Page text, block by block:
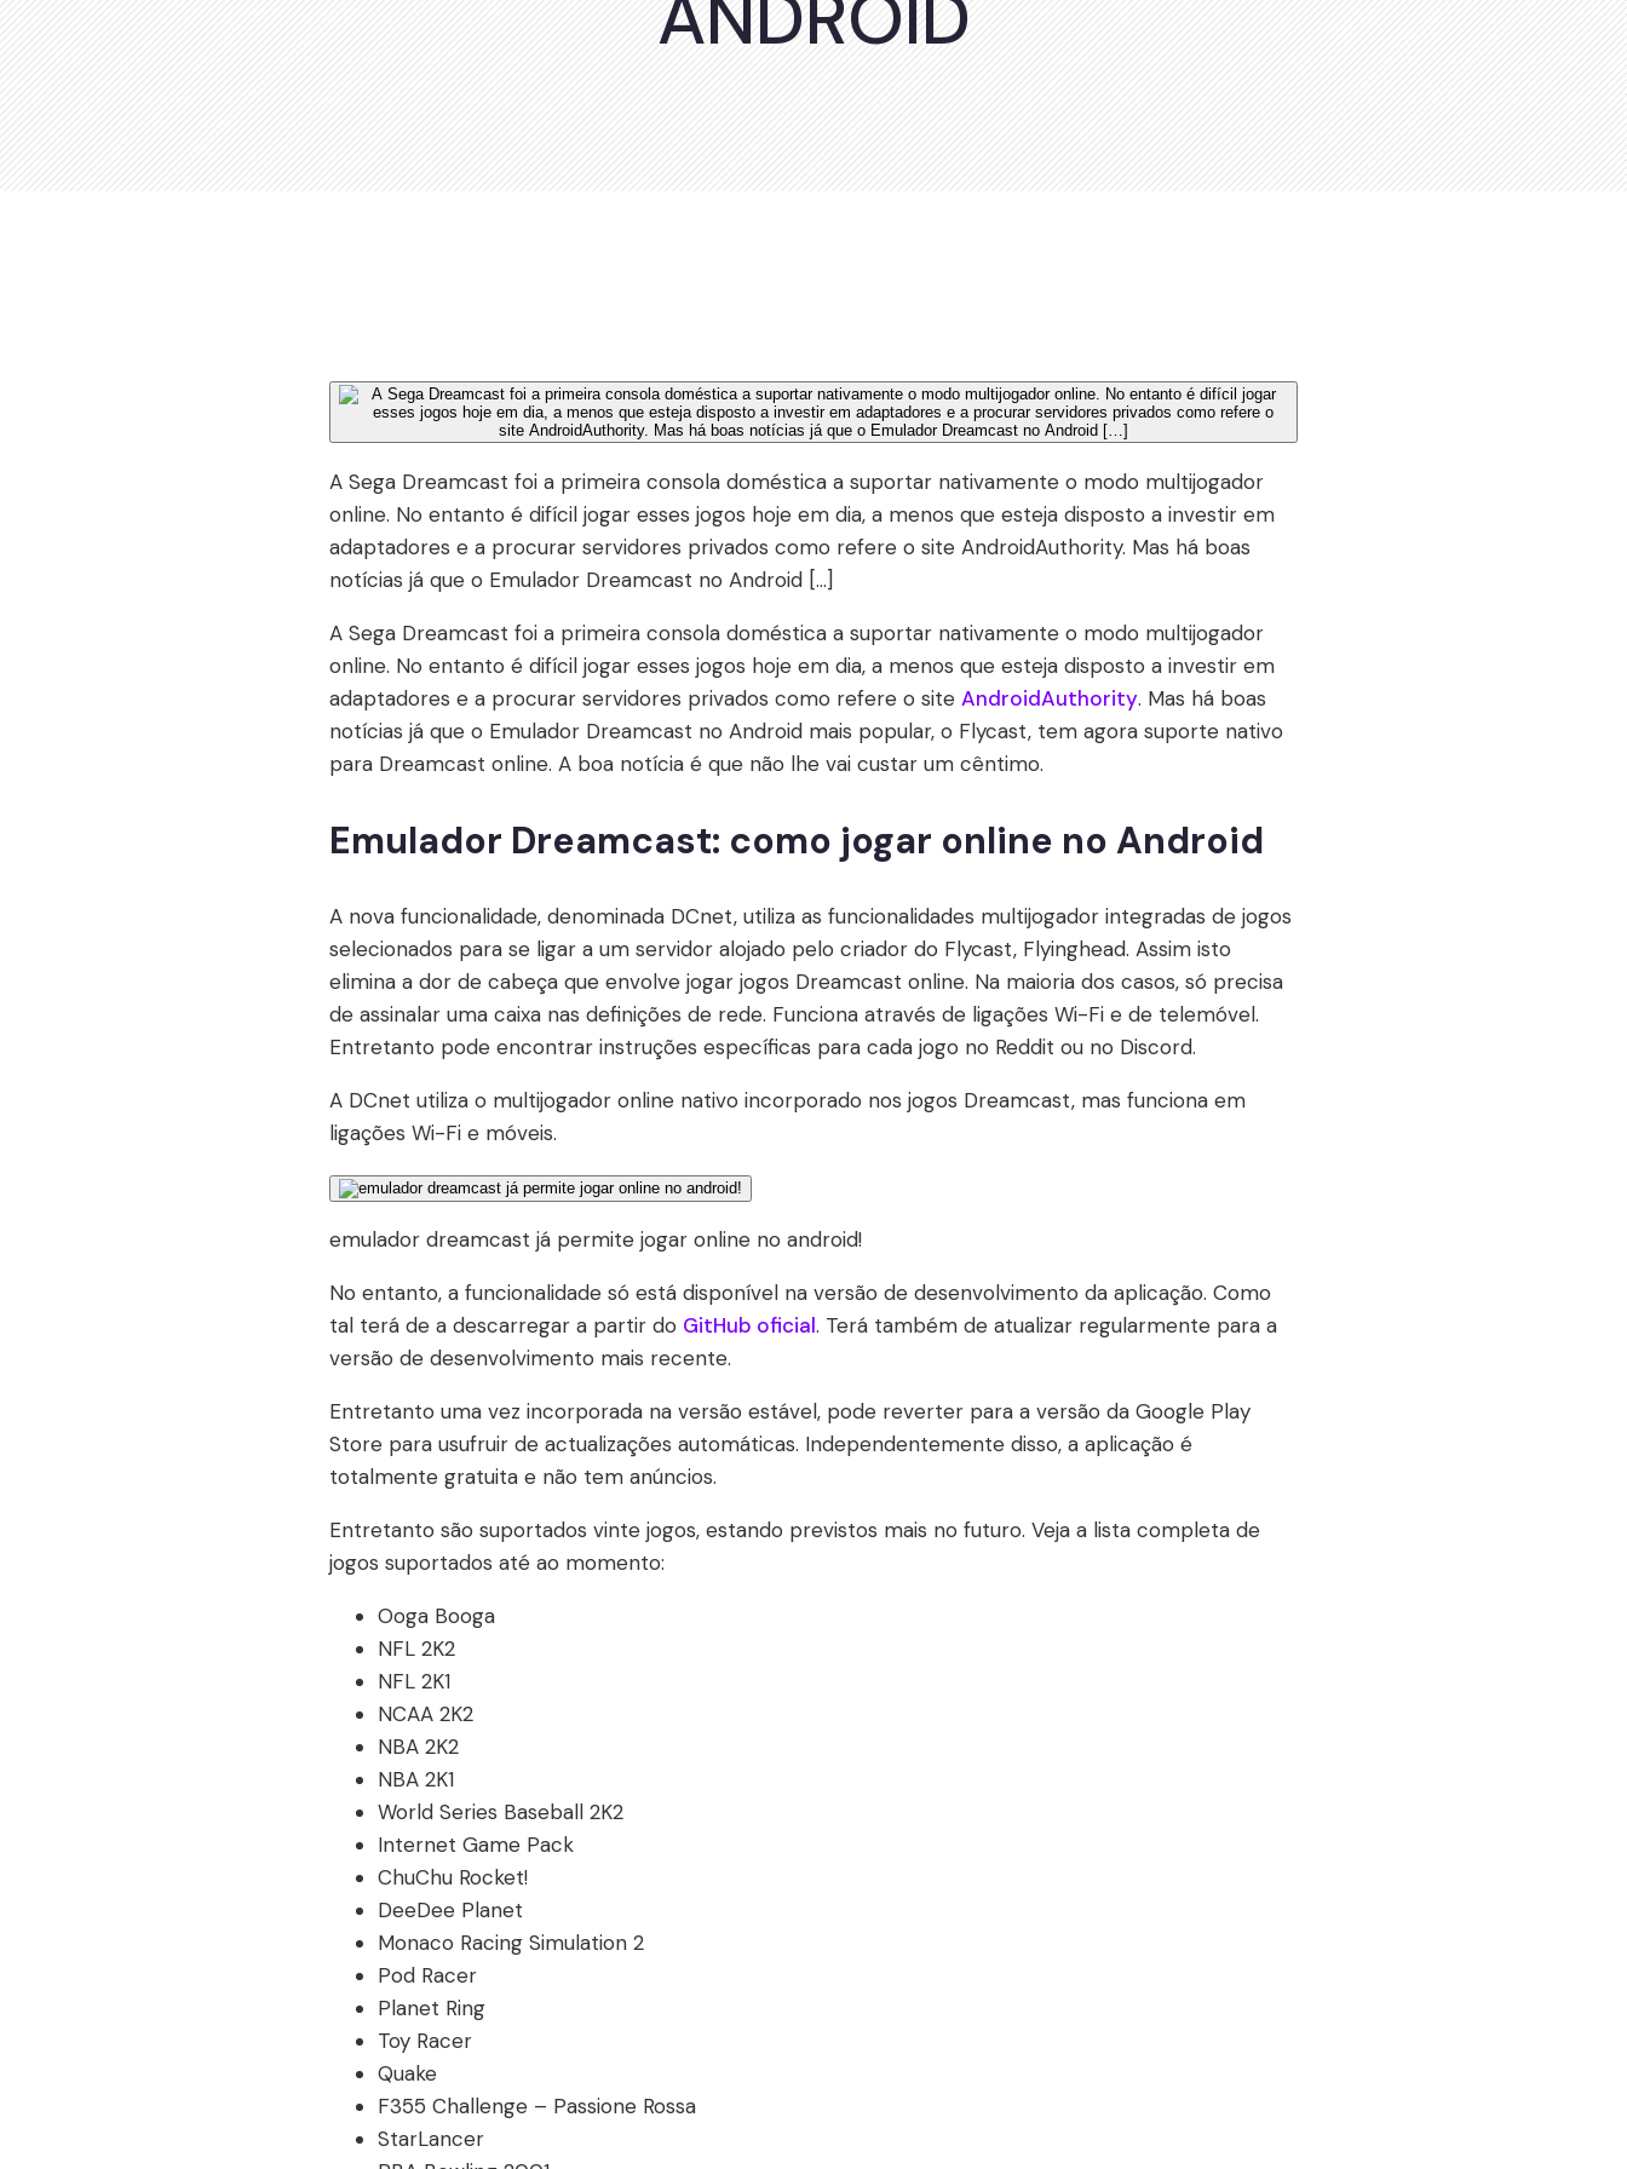
ANDROID
A Sega Dreamcast foi a primeira consola doméstica a suportar nativamente o modo multijogador
online. No entanto é difícil jogar esses jogos hoje em dia, a menos que esteja disposto a investir em
adaptadores e a procurar servidores privados como refere o site AndroidAuthority. Mas há boas
notícias já que o Emulador Dreamcast no Android […]
A Sega Dreamcast foi a primeira consola doméstica a suportar nativamente o modo multijogador
online. No entanto é difícil jogar esses jogos hoje em dia, a menos que esteja disposto a investir em
adaptadores e a procurar servidores privados como refere o site AndroidAuthority. Mas há boas
notícias já que o Emulador Dreamcast no Android mais popular, o Flycast, tem agora suporte nativo
para Dreamcast online. A boa notícia é que não lhe vai custar um cêntimo.
Emulador Dreamcast: como jogar online no Android
A nova funcionalidade, denominada DCnet, utiliza as funcionalidades multijogador integradas de jogos
selecionados para se ligar a um servidor alojado pelo criador do Flycast, Flyinghead. Assim isto
elimina a dor de cabeça que envolve jogar jogos Dreamcast online. Na maioria dos casos, só precisa
de assinalar uma caixa nas definições de rede. Funciona através de ligações Wi-Fi e de telemóvel.
Entretanto pode encontrar instruções específicas para cada jogo no Reddit ou no Discord.
A DCnet utiliza o multijogador online nativo incorporado nos jogos Dreamcast, mas funciona em
ligações Wi-Fi e móveis.
emulador dreamcast já permite jogar online no android!
No entanto, a funcionalidade só está disponível na versão de desenvolvimento da aplicação. Como
tal terá de a descarregar a partir do GitHub oficial. Terá também de atualizar regularmente para a
versão de desenvolvimento mais recente.
Entretanto uma vez incorporada na versão estável, pode reverter para a versão da Google Play
Store para usufruir de actualizações automáticas. Independentemente disso, a aplicação é
totalmente gratuita e não tem anúncios.
Entretanto são suportados vinte jogos, estando previstos mais no futuro. Veja a lista completa de
jogos suportados até ao momento:
Ooga Booga
NFL 2K2
NFL 2K1
NCAA 2K2
NBA 2K2
NBA 2K1
World Series Baseball 2K2
Internet Game Pack
ChuChu Rocket!
DeeDee Planet
Monaco Racing Simulation 2
Pod Racer
Planet Ring
Toy Racer
Quake
F355 Challenge – Passione Rossa
StarLancer